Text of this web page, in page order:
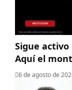
Sigue activo
Aquí el
6 de agosto de